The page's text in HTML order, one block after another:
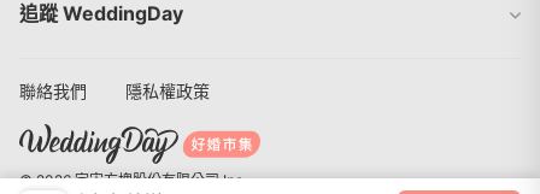
追蹤 WeddingDay
聯絡我們 隱私權政策
© 2026 宇宙方塊股份有限公司 Inc.